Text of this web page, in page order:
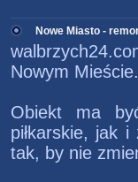
Nowe Miasto -
Nowym
Obiekt ma
piłkarskie, jak
tak, by nie